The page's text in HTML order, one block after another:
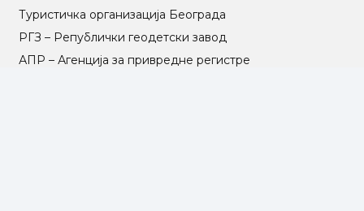
Туристичка организација Београда
РГЗ – Републички геодетски завод
АПР – Агенција за привредне регистре